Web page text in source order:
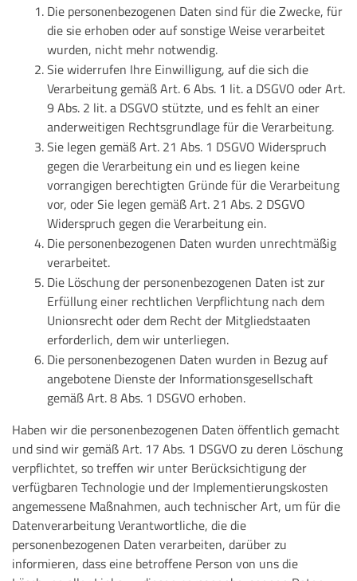
Die personenbezogenen Daten sind für die Zwecke, für
die sie erhoben oder auf sonstige Weise verarbeitet
wurden, nicht mehr notwendig.
Sie widerrufen Ihre Einwilligung, auf die sich die
Verarbeitung gemäß Art. 6 Abs. 1 lit. a DSGVO oder Art.
9 Abs. 2 lit. a DSGVO stützte, und es fehlt an einer
anderweitigen Rechtsgrundlage für die Verarbeitung.
Sie legen gemäß Art. 21 Abs. 1 DSGVO Widerspruch
gegen die Verarbeitung ein und es liegen keine
vorrangigen berechtigten Gründe für die Verarbeitung
vor, oder Sie legen gemäß Art. 21 Abs. 2 DSGVO
Widerspruch gegen die Verarbeitung ein.
Die personenbezogenen Daten wurden unrechtmäßig
verarbeitet.
Die Löschung der personenbezogenen Daten ist zur
Erfüllung einer rechtlichen Verpflichtung nach dem
Unionsrecht oder dem Recht der Mitgliedstaaten
erforderlich, dem wir unterliegen.
Die personenbezogenen Daten wurden in Bezug auf
angebotene Dienste der Informationsgesellschaft
gemäß Art. 8 Abs. 1 DSGVO erhoben.
Haben wir die personenbezogenen Daten öffentlich gemacht
und sind wir gemäß Art. 17 Abs. 1 DSGVO zu deren Löschung
verpflichtet, so treffen wir unter Berücksichtigung der
verfügbaren Technologie und der Implementierungskosten
angemessene Maßnahmen, auch technischer Art, um für die
Datenverarbeitung Verantwortliche, die die
personenbezogenen Daten verarbeiten, darüber zu
informieren, dass eine betroffene Person von uns die